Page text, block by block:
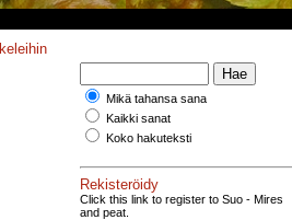
Mikä tahansa sana
Kaikki sanat
Koko hakuteksti
Rekisteröidy
Click this link to register to Suo - Mires
and peat.